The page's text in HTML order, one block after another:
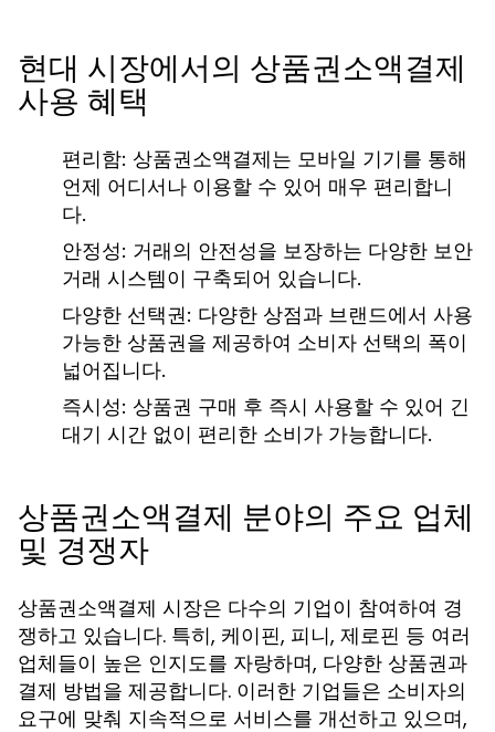
현대 시장에서의 상품권소액결제
사용 혜택
편리함: 상품권소액결제는 모바일 기기를 통해
언제 어디서나 이용할 수 있어 매우 편리합니
다.
안정성: 거래의 안전성을 보장하는 다양한 보안
거래 시스템이 구축되어 있습니다.
다양한 선택권: 다양한 상점과 브랜드에서 사용
가능한 상품권을 제공하여 소비자 선택의 폭이
넓어집니다.
즉시성: 상품권 구매 후 즉시 사용할 수 있어 긴
대기 시간 없이 편리한 소비가 가능합니다.
상품권소액결제 분야의 주요 업체
및 경쟁자
상품권소액결제 시장은 다수의 기업이 참여하여 경
쟁하고 있습니다. 특히, 케이핀, 피니, 제로핀 등 여러
업체들이 높은 인지도를 자랑하며, 다양한 상품권과
결제 방법을 제공합니다. 이러한 기업들은 소비자의
요구에 맞춰 지속적으로 서비스를 개선하고 있으며,